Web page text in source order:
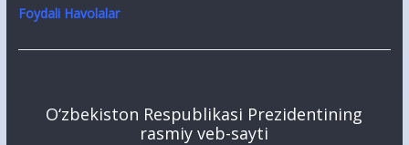
Foydali Havolalar
O‘zbekiston Respublikasi Prezidentining
rasmiy veb-sayti